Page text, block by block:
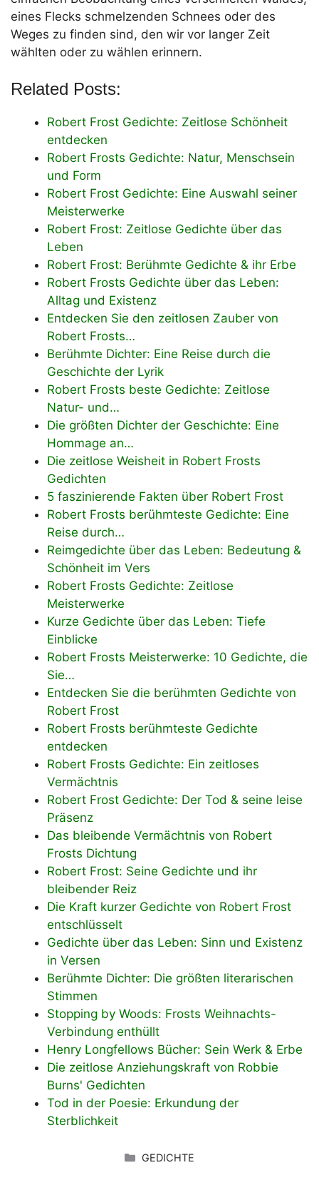
eines Flecks schmelzenden Schnees oder des
Weges zu finden sind, den wir vor langer Zeit
wählten oder zu wählen erinnern.
Related Posts:
Robert Frost Gedichte: Zeitlose Schönheit
entdecken
Robert Frosts Gedichte: Natur, Menschsein
und Form
Robert Frost Gedichte: Eine Auswahl seiner
Meisterwerke
Robert Frost: Zeitlose Gedichte über das
Leben
Robert Frost: Berühmte Gedichte & ihr Erbe
Robert Frosts Gedichte über das Leben:
Alltag und Existenz
Entdecken Sie den zeitlosen Zauber von
Robert Frosts…
Berühmte Dichter: Eine Reise durch die
Geschichte der Lyrik
Robert Frosts beste Gedichte: Zeitlose
Natur- und…
Die größten Dichter der Geschichte: Eine
Hommage an…
Die zeitlose Weisheit in Robert Frosts
Gedichten
5 faszinierende Fakten über Robert Frost
Robert Frosts berühmteste Gedichte: Eine
Reise durch…
Reimgedichte über das Leben: Bedeutung &
Schönheit im Vers
Robert Frosts Gedichte: Zeitlose
Meisterwerke
Kurze Gedichte über das Leben: Tiefe
Einblicke
Robert Frosts Meisterwerke: 10 Gedichte, die
Sie…
Entdecken Sie die berühmten Gedichte von
Robert Frost
Robert Frosts berühmteste Gedichte
entdecken
Robert Frosts Gedichte: Ein zeitloses
Vermächtnis
Robert Frost Gedichte: Der Tod & seine leise
Präsenz
Das bleibende Vermächtnis von Robert
Frosts Dichtung
Robert Frost: Seine Gedichte und ihr
bleibender Reiz
Die Kraft kurzer Gedichte von Robert Frost
entschlüsselt
Gedichte über das Leben: Sinn und Existenz
in Versen
Berühmte Dichter: Die größten literarischen
Stimmen
Stopping by Woods: Frosts Weihnachts-
Verbindung enthüllt
Henry Longfellows Bücher: Sein Werk & Erbe
Die zeitlose Anziehungskraft von Robbie
Burns' Gedichten
Tod in der Poesie: Erkundung der
Sterblichkeit
KATEGORIEN
GEDICHTE